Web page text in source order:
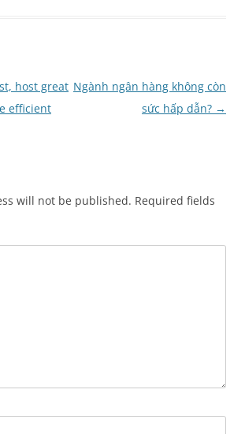
host great
efficient
Ngành ngân hàng không còn
sức hấp dẫn? →
will not be published. Required fields